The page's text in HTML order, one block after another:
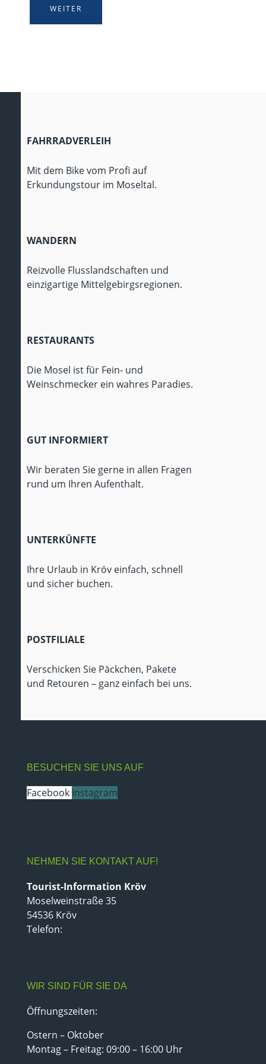
WEITER
FAHRRADVERLEIH
Mit dem Bike vom Profi auf
Erkundungstour im Moseltal.
WANDERN
Reizvolle Flusslandschaften und
einzigartige Mittelgebirgsregionen.
RESTAURANTS
Die Mosel ist für Fein- und
Weinschmecker ein wahres Paradies.
GUT INFORMIERT
Wir beraten Sie gerne in allen Fragen
rund um Ihren Aufenthalt.
UNTERKÜNFTE
Ihre Urlaub in Kröv einfach, schnell
und sicher buchen.
POSTFILIALE
Verschicken Sie Päckchen, Pakete
und Retouren – ganz einfach bei uns.
BESUCHEN SIE UNS AUF
Facebook Instagram
NEHMEN SIE KONTAKT AUF!
Tourist-Information Kröv
Moselweinstraße 35
54536 Kröv
Telefon:
WIR SIND FÜR SIE DA
Öffnungszeiten:
Ostern – Oktober
Montag – Freitag: 09:00 – 16:00 Uhr